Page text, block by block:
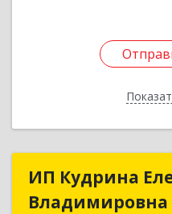
ИП Кудрина
Владимировна